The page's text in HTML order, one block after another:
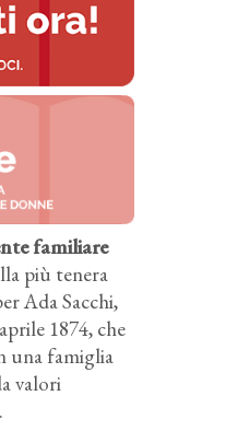
familiare
più tenera
Ada Sacchi,
1874, che
una famiglia
valori